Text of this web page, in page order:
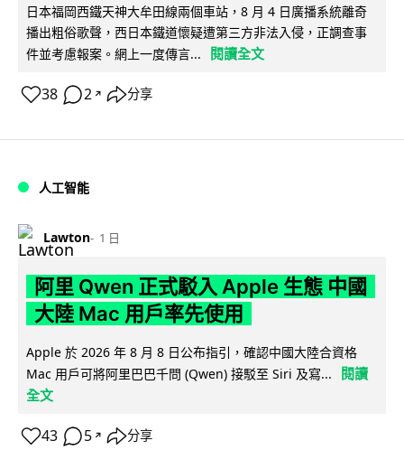
日本福岡西鐵天神大牟田線兩個車站，8 月 4 日廣播系統離奇
播出粗俗歌聲，西日本鐵道懷疑遭第三方非法入侵，正調查事
件並考慮報案。網上一度傳言...
閱讀全文
38 2 ↗ 分享
人工智能
Lawton 1 日
阿里 Qwen 正式駁入 Apple 生態 中國
大陸 Mac 用戶率先使用
Apple 於 2026 年 8 月 8 日公布指引，確認中國大陸合資格
Mac 用戶可將阿里巴巴千問 (Qwen) 接駁至 Siri 及寫...
閱讀
全文
43 5 ↗ 分享